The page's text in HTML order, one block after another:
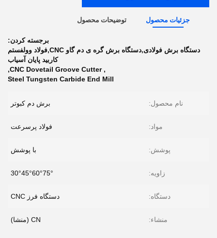
جزئیات محصول توضیحات محصول
برجسته کردن:
دستگاه برش فولادی,دستگاه برش گره ی دم گاو CNC,فولاد وولفستم
کاربید پایان آسیاب
,
CNC Dovetail Groove Cutter
,
Steel Tungsten Carbide End Mill
نام محصول: برش دم کبوتر
مواد: فولاد پرسرعت
پوشش: با پوشش
زاویه: 30°45°60°75°
دستگاه: دستگاه فرز CNC
منشاء: CN (منشا)